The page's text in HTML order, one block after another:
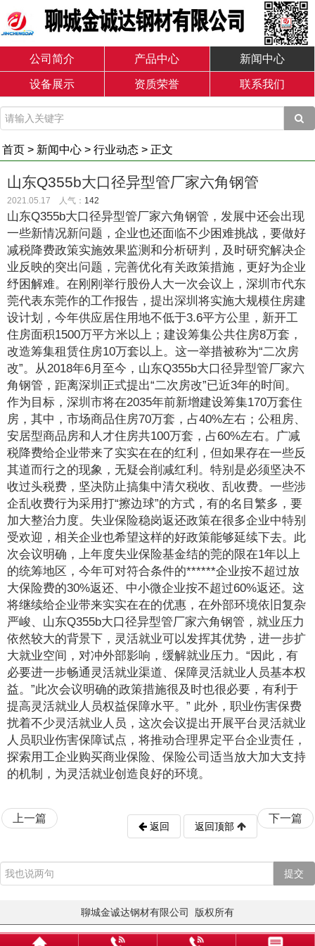
公司简介 产品中心 新闻中心
设备展示 资质荣誉 联系我们
首页 > 新闻中心 > 行业动态 > 正文
山东Q355b大口径异型管厂家六角钢管
2021.05.17 人气： 142
山东Q355b大口径异型管厂家六角钢管，发展中还会出现
一些新情况新问题，企业也还面临不少困难挑战，要做好
减税降费政策实施效果监测和分析研判，及时研究解决企
业反映的突出问题，完善优化有关政策措施，更好为企业
纾困解难。在刚刚举行股份人大一次会议上，深圳市代东
莞代表东莞作的工作报告，提出深圳将实施大规模住房建
设计划，今年供应居住用地不低于3.6平方公里，新开工
住房面积1500万平方米以上；建设筹集公共住房8万套，
改造筹集租赁住房10万套以上。这一举措被称为“二次房
改”。从2018年6月至今，山东Q355b大口径异型管厂家六
角钢管，距离深圳正式提出“二次房改”已近3年的时间。
作为目标，深圳市将在2035年前新增建设筹集170万套住
房，其中，市场商品住房70万套，占40%左右；公租房、
安居型商品房和人才住房共100万套，占60%左右。广减
税降费给企业带来了实实在在的红利，但如果存在一些反
其道而行之的现象，无疑会削减红利。特别是必须坚决不
收过头税费，坚决防止搞集中清欠税收、乱收费。一些涉
企乱收费行为采用打“擦边球”的方式，有的名目繁多，要
加大整治力度。失业保险稳岗返还政策在很多企业中特别
受欢迎，相关企业也希望这样的好政策能够延续下去。此
次会议明确，上年度失业保险基金结的莞的限在1年以上
的统筹地区，今年可对符合条件的******企业按不超过放
大保险费的30%返还、中小微企业按不超过60%返还。这
将继续给企业带来实实在在的优惠，在外部环境依旧复杂
严峻、山东Q355b大口径异型管厂家六角钢管，就业压力
依然较大的背景下，灵活就业可以发挥其优势，进一步扩
大就业空间，对冲外部影响，缓解就业压力。“因此，有
必要进一步畅通灵活就业渠道、保障灵活就业人员基本权
益。”此次会议明确的政策措施很及时也很必要，有利于
提高灵活就业人员权益保障水平。” 此外，职业伤害保费
扰着不少灵活就业人员，这次会议提出开展平台灵活就业
人员职业伤害保障试点，将推动合理界定平台企业责任，
探索用工企业购买商业保险、保险公司适当放大加大支持
的机制，为灵活就业创造良好的环境。
上一篇 下一篇
返回 返回顶部
提交
聊城金诚达钢材有限公司 版权所有